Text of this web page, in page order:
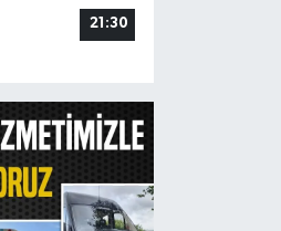
21:30